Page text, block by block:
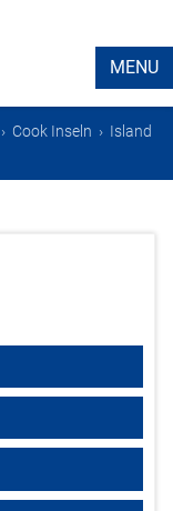
MENU
› Cook Inseln › Island